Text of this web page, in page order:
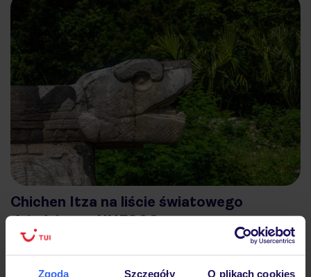
Zgoda Szczegóły O plikach cookies
Chichen Itza na liście światowego
dziedzictwa UNESCO
Chichen Itza zostało wpisane na listę światowego
dziedzictwa UNESCO w 1988 roku, podkreślając w ten